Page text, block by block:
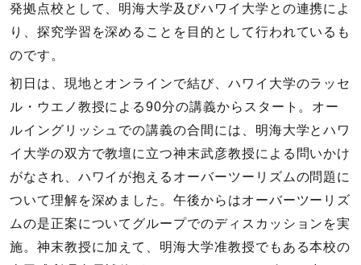
発拠点校として、明海大学及びハワイ大学との連携によ
り、探究学習を深めることを目的として行われているも
のです。
初日は、現地とオンラインで結び、ハワイ大学のラッセ
ル・ウエノ教授による90分の講義からスタート。オー
ルイングリッシュでの講義の合間には、明海大学とハワ
イ大学の双方で教壇に立つ神末武彦教授による問いかけ
がなされ、ハワイが抱えるオーバーツーリズムの問題に
ついて理解を深めました。午後からはオーバーツーリズ
ムの是正案についてグループでのディスカッションを実
施。神末教授に加えて、明海大学准教授でもある本校の